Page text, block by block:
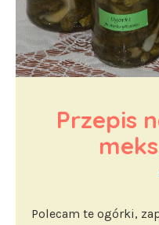
Przepis
Polecam te ogórki,